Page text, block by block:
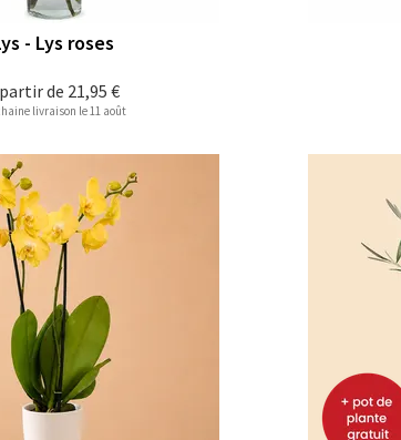
de 21,95 €
- Lys roses
livraison le 11 août